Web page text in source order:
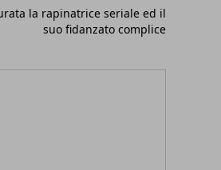
la rapinatrice seriale ed il
suo fidanzato complice